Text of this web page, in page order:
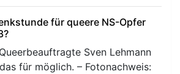
für queere NS-Opfer
Sven Lehmann
für möglich. – Fotonachweis: